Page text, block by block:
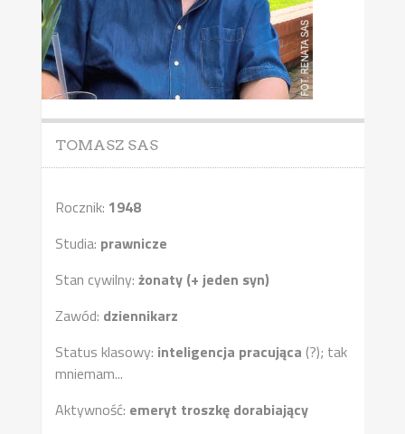
TOMASZ SAS
Rocznik: 1948
Studia: prawnicze
Stan cywilny: żonaty (+ jeden syn)
Zawód: dziennikarz
Status klasowy: inteligencja pracująca (?); tak
mniemam...
Aktywność: emeryt troszkę dorabiający